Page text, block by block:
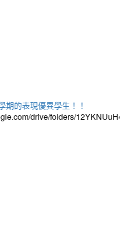
期的表現優異學生！！
drive/folders/